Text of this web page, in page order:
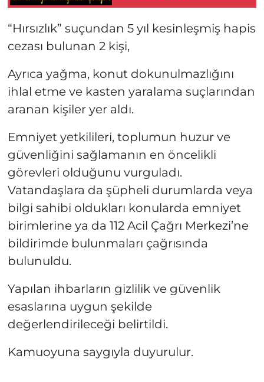
“Hırsızlık” suçundan 5 yıl kesinleşmiş hapis
cezası bulunan 2 kişi,
Ayrıca yağma, konut dokunulmazlığını
ihlal etme ve kasten yaralama suçlarından
aranan kişiler yer aldı.
Emniyet yetkilileri, toplumun huzur ve
güvenliğini sağlamanın en öncelikli
görevleri olduğunu vurguladı.
Vatandaşlara da şüpheli durumlarda veya
bilgi sahibi oldukları konularda emniyet
birimlerine ya da 112 Acil Çağrı Merkezi’ne
bildirimde bulunmaları çağrısında
bulunuldu.
Yapılan ihbarların gizlilik ve güvenlik
esaslarına uygun şekilde
değerlendirileceği belirtildi.
Kamuoyuna saygıyla duyurulur.